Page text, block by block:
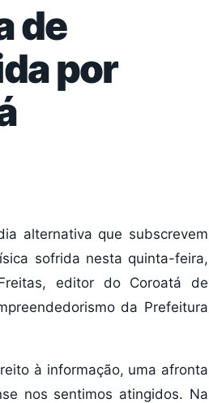
de
por
alternativa que subscrevem
sofrida nesta quinta-feira,
editor do Coroatá de
da Prefeitura
à informação, uma afronta
nos sentimos atingidos. Na